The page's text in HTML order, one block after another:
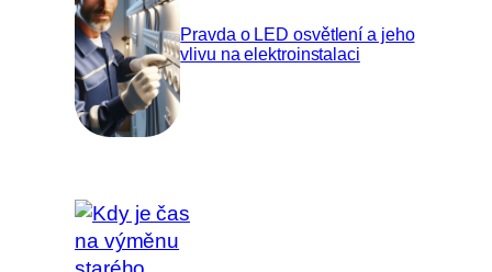
Pravda o LED osvětlení a jeho
vlivu na elektroinstalaci